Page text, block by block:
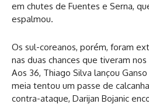
em chutes de Fuentes e Serna,
espalmou.
Os sul-coreanos, porém, foram
nas duas chances que tiveram
Aos 36, Thiago Silva lançou
meia tentou um passe de
contra-ataque, Darijan Bojanic